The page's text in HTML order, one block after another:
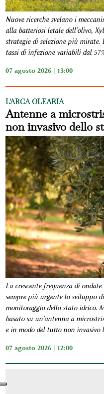
Nuove ricerche svelano i
alla batteriosi letale dell'olivo,
strategie di selezione più
tassi di infezione variabili dal
07 agosto 2026 | 13:00
L'ARCA OLEARIA
Antenne a
non invasivo dello
La crescente frequenza di
sempre più urgente lo sviluppo
monitoraggio dello stato idrico.
basato su un'antenna a
e in modo del tutto non invasivo
07 agosto 2026 | 12:00